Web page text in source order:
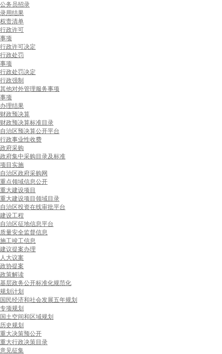
公务员招录
录用结果
权责清单
行政许可
事项
行政许可决定
行政处罚
事项
行政处罚决定
行政强制
其他对外管理服务事项
事项
办理结果
财政预决算
财政预决算标准目录
自治区预决算公开平台
行政事业性收费
政府采购
政府集中采购目录及标准
项目实施
自治区政府采购网
重点领域信息公开
重大建设项目
重大建设项目领域目录
自治区投资在线审批平台
建设工程
自治区征地信息平台
质量安全监督信息
施工竣工信息
建议提案办理
人大议案
政协提案
政策解读
基层政务公开标准化规范化
规划计划
国民经济和社会发展五年规划
专项规划
国土空间和区域规划
历史规划
重大决策预公开
重大行政决策目录
意见征集